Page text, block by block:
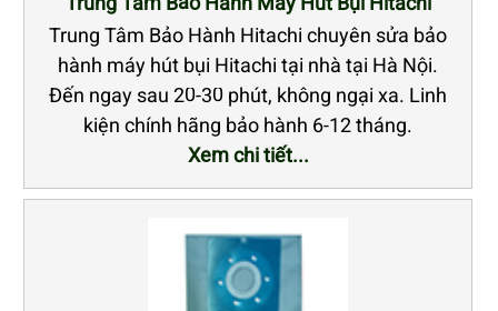
Trung Tâm Bảo Hành Hitachi chuyên sửa bảo
hành máy hút bụi Hitachi tại nhà tại Hà Nội.
Đến ngay sau 20-30 phút, không ngại xa. Linh
kiện chính hãng bảo hành 6-12 tháng.
Xem chi tiết...